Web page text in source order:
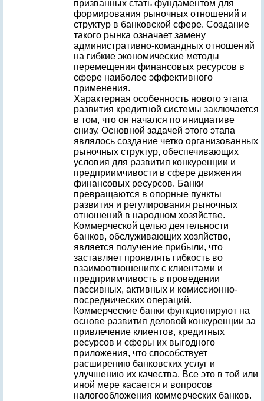
призванных стать фундаментом для
формирования рыночных отношений и
структур в банковской сфере. Создание
такого рынка означает замену
административно-командных отношений
на гибкие экономические методы
перемещения финансовых ресурсов в
сфере наиболее эффективного
применения.
Характерная особенность нового этапа
развития кредитной системы заключается
в том, что он начался по инициативе
снизу. Основной задачей этого этапа
являлось создание четко организованных
рыночных структур, обеспечивающих
условия для развития конкуренции и
предприимчивости в сфере движения
финансовых ресурсов. Банки
превращаются в опорные пункты
развития и регулирования рыночных
отношений в народном хозяйстве.
Коммерческой целью деятельности
банков, обслуживающих хозяйство,
является получение прибыли, что
заставляет проявлять гибкость во
взаимоотношениях с клиентами и
предприимчивость в проведении
пассивных, активных и комиссионно-
посреднических операций.
Коммерческие банки функционируют на
основе развития деловой конкуренции за
привлечение клиентов, кредитных
ресурсов и сферы их выгодного
приложения, что способствует
расширению банковских услуг и
улучшению их качества. Все это в той или
иной мере касается и вопросов
налогообложения коммерческих банков.